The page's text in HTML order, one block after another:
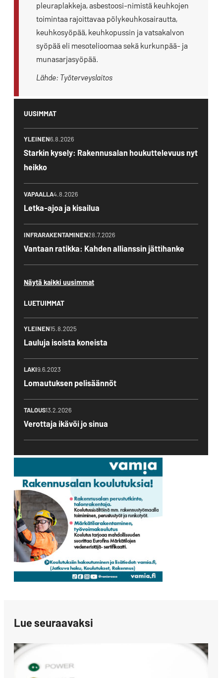
pleuraplakkeja, asbestoosi-nimistä keuhkojen
toimintaa rajoittavaa pölykeuhkosairautta,
keuhkosyöpää, keuhkopussin ja vatsakalvon
syöpää eli mesotelioomaa sekä kurkunpää- ja
munasarjasyöpää.
Lähde: Työterveyslaitos
UUSIMMAT
YLEINEN6.8.2026
Starkin kysely: Rakennusalan houkuttelevuus nyt
heikko
VAPAALLA4.8.2026
Letka-ajoa ja kisailua
INFRARAKENTAMINEN28.7.2026
Vantaan ratikka: Kahden allianssin jättihanke
Näytä kaikki uusimmat
LUETUIMMAT
YLEINEN15.8.2025
Lauluja isoista koneista
LAKI9.6.2023
Lomautuksen pelisäännöt
TALOUS13.2.2026
Verottaja ikävöi jo sinua
Lue seuraavaksi